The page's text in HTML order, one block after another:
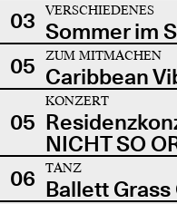
03
VERSCHIEDENES
Sommer im
05
ZUM MITMACHEN
Caribbean
05
KONZERT
NICHT SO
06
TANZ
Ballett Grass